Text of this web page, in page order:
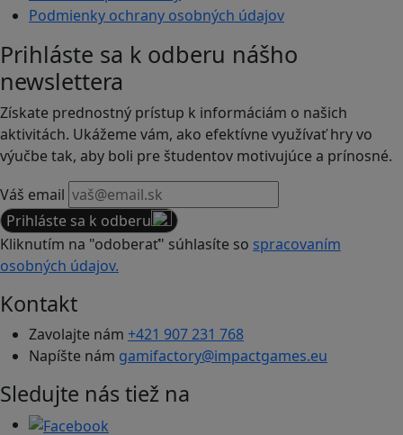
Podmienky ochrany osobných údajov
Prihláste sa k odberu nášho
newslettera
Získate prednostný prístup k informáciám o našich
aktivitách. Ukážeme vám, ako efektívne využívať hry vo
výučbe tak, aby boli pre študentov motivujúce a prínosné.
Váš email
Prihláste sa k odberu
Kliknutím na "odoberať" súhlasíte so spracovaním
osobných údajov.
Kontakt
Zavolajte nám +421 907 231 768
Napíšte nám gamifactory@impactgames.eu
Sledujte nás tiež na